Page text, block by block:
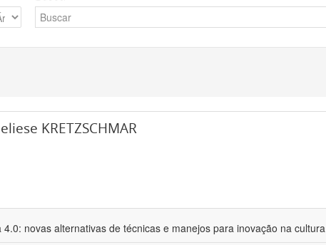
KRETZSCHMAR
4.0: novas alternativas de técnicas e manejos para inovação na cultura